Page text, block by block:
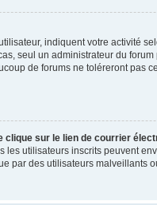
indiquent votre activité
seul un administrateur du
de forums ne toléreront
sur le lien de courrier
utilisateurs inscrits peuvent
par des utilisateurs malveillants